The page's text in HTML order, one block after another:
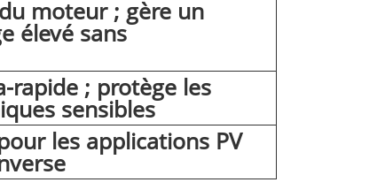
moteur ; gère un
élevé sans
rapide ; protège les
sensibles
les applications PV